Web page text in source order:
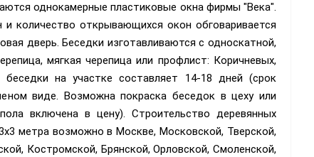
однокамерные пластиковые окна фирмы "Века".
количество открывающихся окон обговаривается
дверь. Беседки изготавливаются с односкатной,
мягкая черепица или профлист: Коричневых,
на участке составляет 14-18 дней (срок
виде. Возможна покраска беседок в цеху или
включена в цену). Строительство деревянных
метра возможно в Москве, Московской, Тверской,
Костромской, Брянской, Орловской, Смоленской,